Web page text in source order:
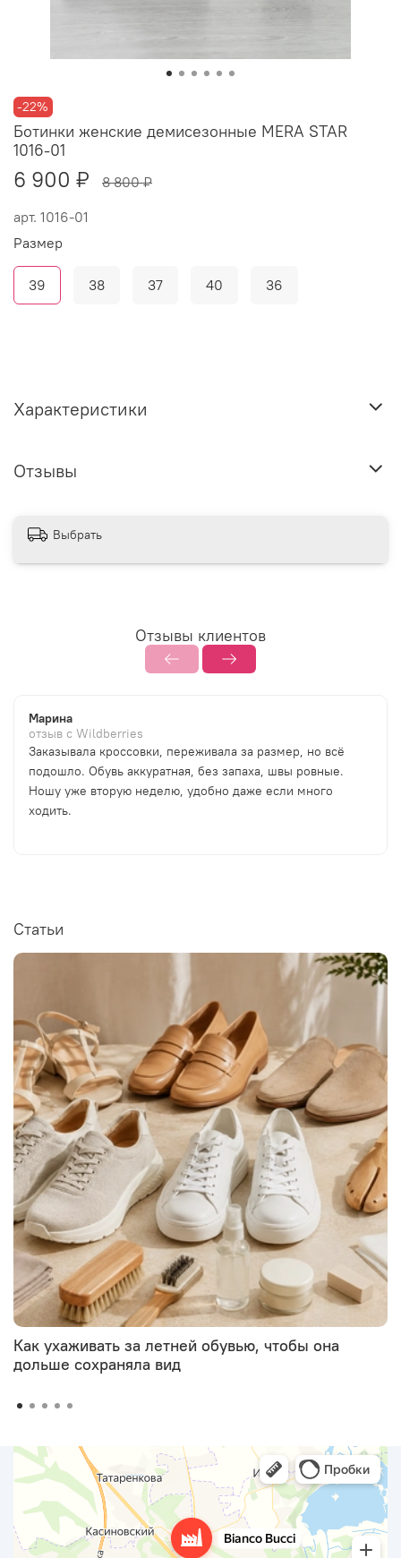
-22%
арт. 1016-01
Ботинки женские демисезонные MERA STAR
1016-01
6 900 ₽ 8 800 ₽
Размер
39 38 37 40 36
Характеристики
Отзывы
Выбрать
Отзывы клиентов
Марина
отзыв с Wildberries
Заказывала кроссовки, переживала за размер, но всё
подошло. Обувь аккуратная, без запаха, швы ровные.
Ношу уже вторую неделю, удобно даже если много
ходить.
Статьи
Как ухаживать за летней обувью, чтобы она
дольше сохраняла вид